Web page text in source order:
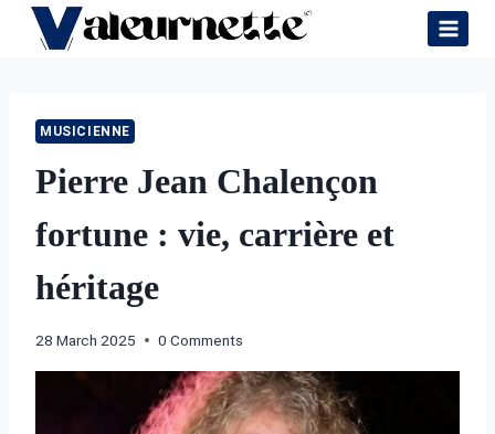
Skip
MUSICIENNE
Pierre Jean Chalençon
fortune : vie, carrière et
héritage
28 March 2025 0 Comments